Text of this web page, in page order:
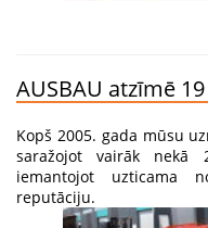
AUSBAU atzīmē
Kopš 2005. gada mūsu
saražojot vairāk nekā
iemantojot uzticama
reputāciju.